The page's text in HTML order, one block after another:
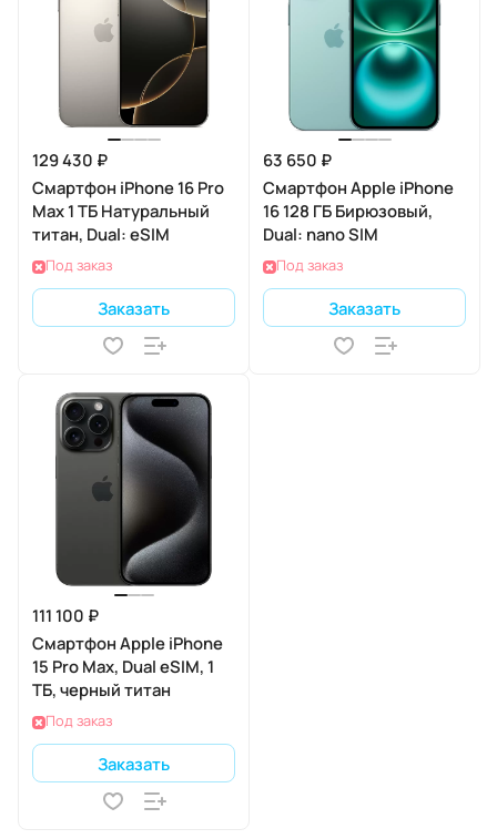
129 430 ₽
Смартфон iPhone 16 Pro
Max 1 ТБ Натуральный
титан, Dual: eSIM
Под заказ
Заказать
63 650 ₽
Смартфон Apple iPhone
16 128 ГБ Бирюзовый,
Dual: nano SIM
Под заказ
Заказать
111 100 ₽
Смартфон Apple iPhone
15 Pro Max, Dual eSIM, 1
ТБ, черный титан
Под заказ
Заказать